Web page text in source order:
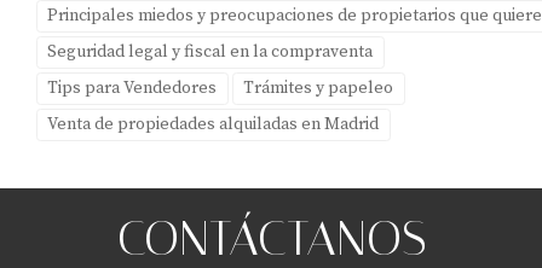
¿Qué sucede si tengo impagos por parte del
inquilino?
Es recomendable resolver cualquier impago antes de
financieras durante el proceso.Al trabajar conmigo, no
solo te asesoro personalmente en cada paso, sino que te
doy acceso asoluciones profesionales como el seguro de
Principales miedos y preocupaciones de propietarios que
Seguridad legal y fiscal en la compraventa
Tips para Vendedores
Trámites y papeleo
Venta de propiedades alquiladas en Madrid
CONTÁCTANOS